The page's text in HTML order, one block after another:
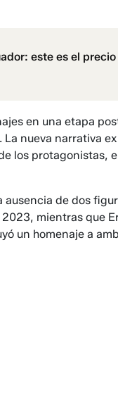
este es el
en una etapa
nueva narrativa
los protagonistas,
de dos
mientras que
un homenaje a